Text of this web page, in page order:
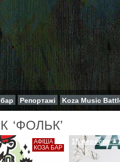
Репортажі Koza Music
‘ФОЛЬК’
АФІША
КОЗА БАР
15 вересня –